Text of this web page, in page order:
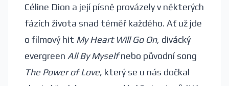
Céline Dion a její písně provázely v některých
fázích života snad téměř každého. Ať už jde
o filmový hit My Heart Will Go On, divácký
evergreen All By Myselfnebo původní song
The Power of Love, který se u nás dočkal